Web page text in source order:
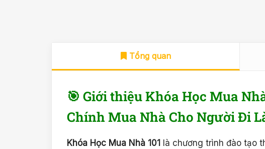
Tổng quan
🎯 Giới thiệu Khóa Học Mua
Chính Mua Nhà Cho Người Đi
Khóa Học Mua Nhà 101 là chương trình đào tạo